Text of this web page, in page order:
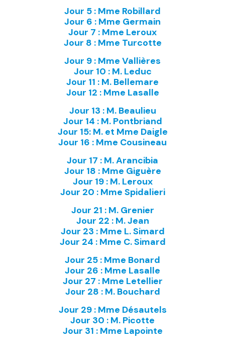
Jour 5 : Mme Robillard
Jour 6 : Mme Germain
Jour 7 : Mme Leroux
Jour 8 : Mme Turcotte
Jour 9 : Mme Vallières
Jour 10 : M. Leduc
Jour 11 : M. Bellemare
Jour 12 : Mme Lasalle
Jour 13 : M. Beaulieu
Jour 14 : M. Pontbriand
Jour 15: M. et Mme Daigle
Jour 16 : Mme Cousineau
Jour 17 : M. Arancibia
Jour 18 : Mme Giguère
Jour 19 : M. Leroux
Jour 20 : Mme Spidalieri
Jour 21 : M. Grenier
Jour 22 : M. Jean
Jour 23 : Mme L. Simard
Jour 24 : Mme C. Simard
Jour 25 : Mme Bonard
Jour 26 : Mme Lasalle
Jour 27 : Mme Letellier
Jour 28 : M. Bouchard
Jour 29 : Mme Désautels
Jour 30 : M. Picotte
Jour 31 : Mme Lapointe